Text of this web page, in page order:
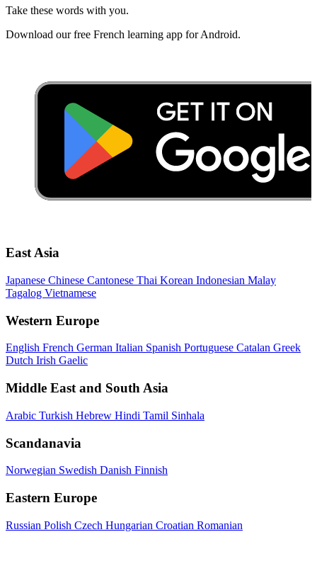
Take these words with you.
Download our free French learning app for Android.
East Asia
Japanese Chinese Cantonese Thai Korean Indonesian Malay
Tagalog Vietnamese
Western Europe
English French German Italian Spanish Portuguese Catalan Greek
Dutch Irish Gaelic
Middle East and South Asia
Arabic Turkish Hebrew Hindi Tamil Sinhala
Scandanavia
Norwegian Swedish Danish Finnish
Eastern Europe
Russian Polish Czech Hungarian Croatian Romanian